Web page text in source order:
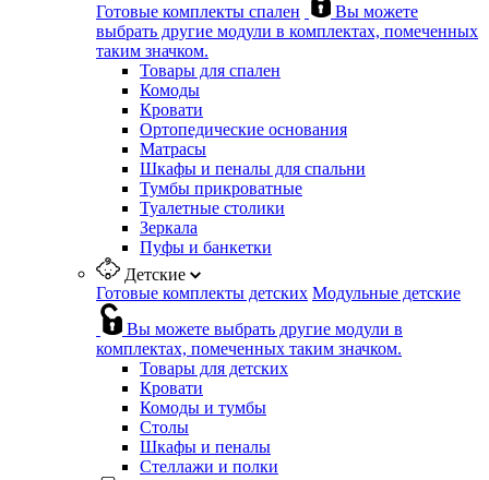
Готовые комплекты спален
Вы можете
выбрать другие модули в комплектах, помеченных
таким значком.
Товары для спален
Комоды
Кровати
Ортопедические основания
Матрасы
Шкафы и пеналы для спальни
Тумбы прикроватные
Туалетные столики
Зеркала
Пуфы и банкетки
Детские
Готовые комплекты детских Модульные детские
Вы можете выбрать другие модули в
комплектах, помеченных таким значком.
Товары для детских
Кровати
Комоды и тумбы
Столы
Шкафы и пеналы
Стеллажи и полки